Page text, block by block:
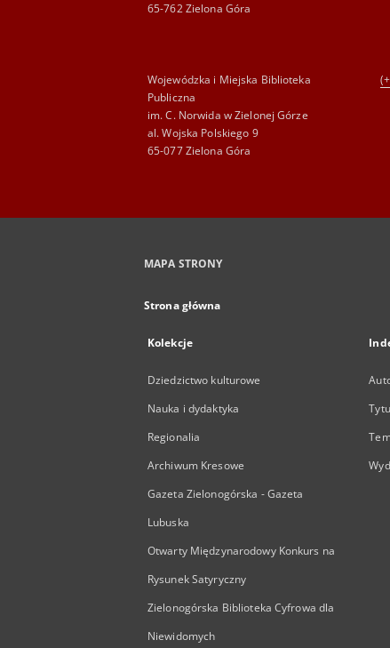
65-762 Zielona Góra
Wojewódzka i Miejska Biblioteka
Publiczna
im. C. Norwida w Zielonej Górze
al. Wojska Polskiego 9
65-077 Zielona Góra
MAPA STRONY
Strona główna
Kolekcje
Dziedzictwo kulturowe
Nauka i dydaktyka
Regionalia
Archiwum Kresowe
Gazeta Zielonogórska - Gazeta
Lubuska
Otwarty Międzynarodowy Konkurs na
Rysunek Satyryczny
Zielonogórska Biblioteka Cyfrowa dla
Niewidomych